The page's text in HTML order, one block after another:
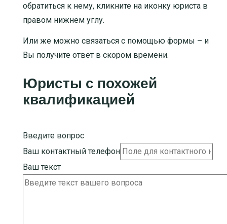
обратиться к нему, кликните на иконку юриста в
правом нижнем углу.
Или же можно связаться с помощью формы – и
Вы получите ответ в скором времени.
Юристы с похожей
квалификацией
Введите вопрос
Ваш контактный телефон
Ваш текст